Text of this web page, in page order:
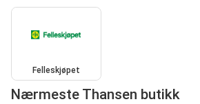
Felleskjøpet
Nærmeste Thansen butikk